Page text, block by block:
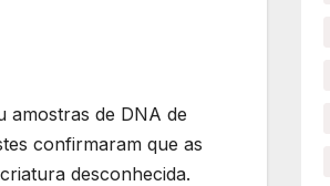
amostras de DNA de
confirmaram que as
desconhecida.